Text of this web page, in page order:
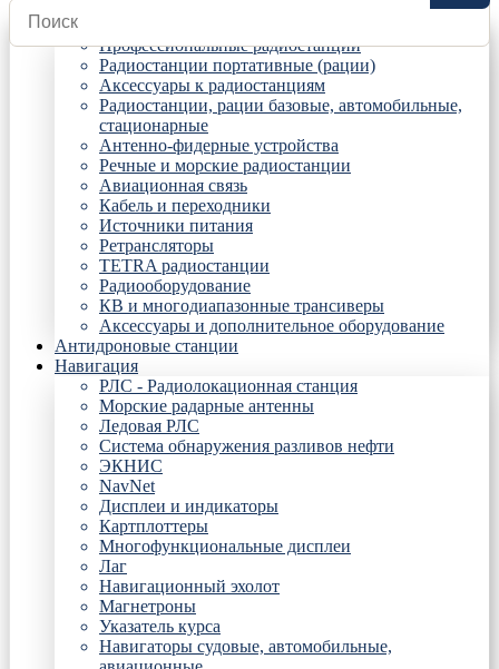
Радиостанции
Профессиональные радиостанции
Радиостанции портативные (рации)
Аксессуары к радиостанциям
Радиостанции, рации базовые, автомобильные,
стационарные
Антенно-фидерные устройства
Речные и морские радиостанции
Авиационная связь
Кабель и переходники
Источники питания
Ретрансляторы
TETRA радиостанции
Радиооборудование
КВ и многодиапазонные трансиверы
Аксессуары и дополнительное оборудование
Антидроновые станции
Навигация
РЛС - Радиолокационная станция
Морские радарные антенны
Ледовая РЛС
Система обнаружения разливов нефти
ЭКНИС
NavNet
Дисплеи и индикаторы
Картплоттеры
Многофункциональные дисплеи
Лаг
Навигационный эхолот
Магнетроны
Указатель курса
Навигаторы судовые, автомобильные,